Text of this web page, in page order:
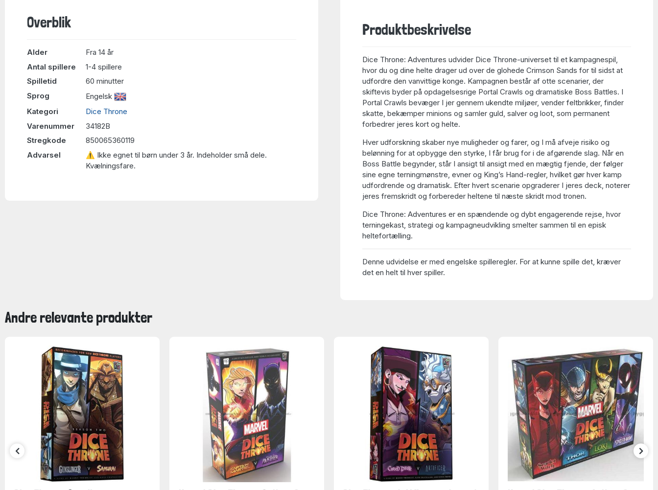
Overblik
Alder
Fra 14 år
Antal spillere
1-4 spillere
Spilletid
60 minutter
Sprog
Engelsk
Kategori
Dice Throne
Varenummer
34182B
Stregkode
850065360119
Advarsel
⚠ Ikke egnet til børn under 3 år. Indeholder små dele.
Kvælningsfare.
Produktbeskrivelse
Dice Throne: Adventures udvider Dice Throne-universet til et kampagnespil,
hvor du og dine helte drager ud over de glohede Crimson Sands for til sidst at
udfordre den vanvittige konge. Kampagnen består af otte scenarier, der
skiftevis byder på opdagelsesrige Portal Crawls og dramatiske Boss Battles. I
Portal Crawls bevæger I jer gennem ukendte miljøer, vender feltbrikker, finder
skatte, bekæmper minions og samler guld, salver og loot, som permanent
forbedrer jeres kort og helte.
Hver udforskning skaber nye muligheder og farer, og I må afveje risiko og
belønning for at opbygge den styrke, I får brug for i de afgørende slag. Når en
Boss Battle begynder, står I ansigt til ansigt med en mægtig fjende, der følger
sine egne terningmønstre, evner og King’s Hand-regler, hvilket gør hver kamp
udfordrende og dramatisk. Efter hvert scenarie opgraderer I jeres deck, noterer
jeres fremskridt og forbereder heltene til næste skridt mod tronen.
Dice Throne: Adventures er en spændende og dybt engagerende rejse, hvor
terningekast, strategi og kampagneudvikling smelter sammen til en episk
heltefortælling.
Denne udvidelse er med engelske spilleregler. For at kunne spille det, kræver
det en helt til hver spiller.
Andre relevante produkter